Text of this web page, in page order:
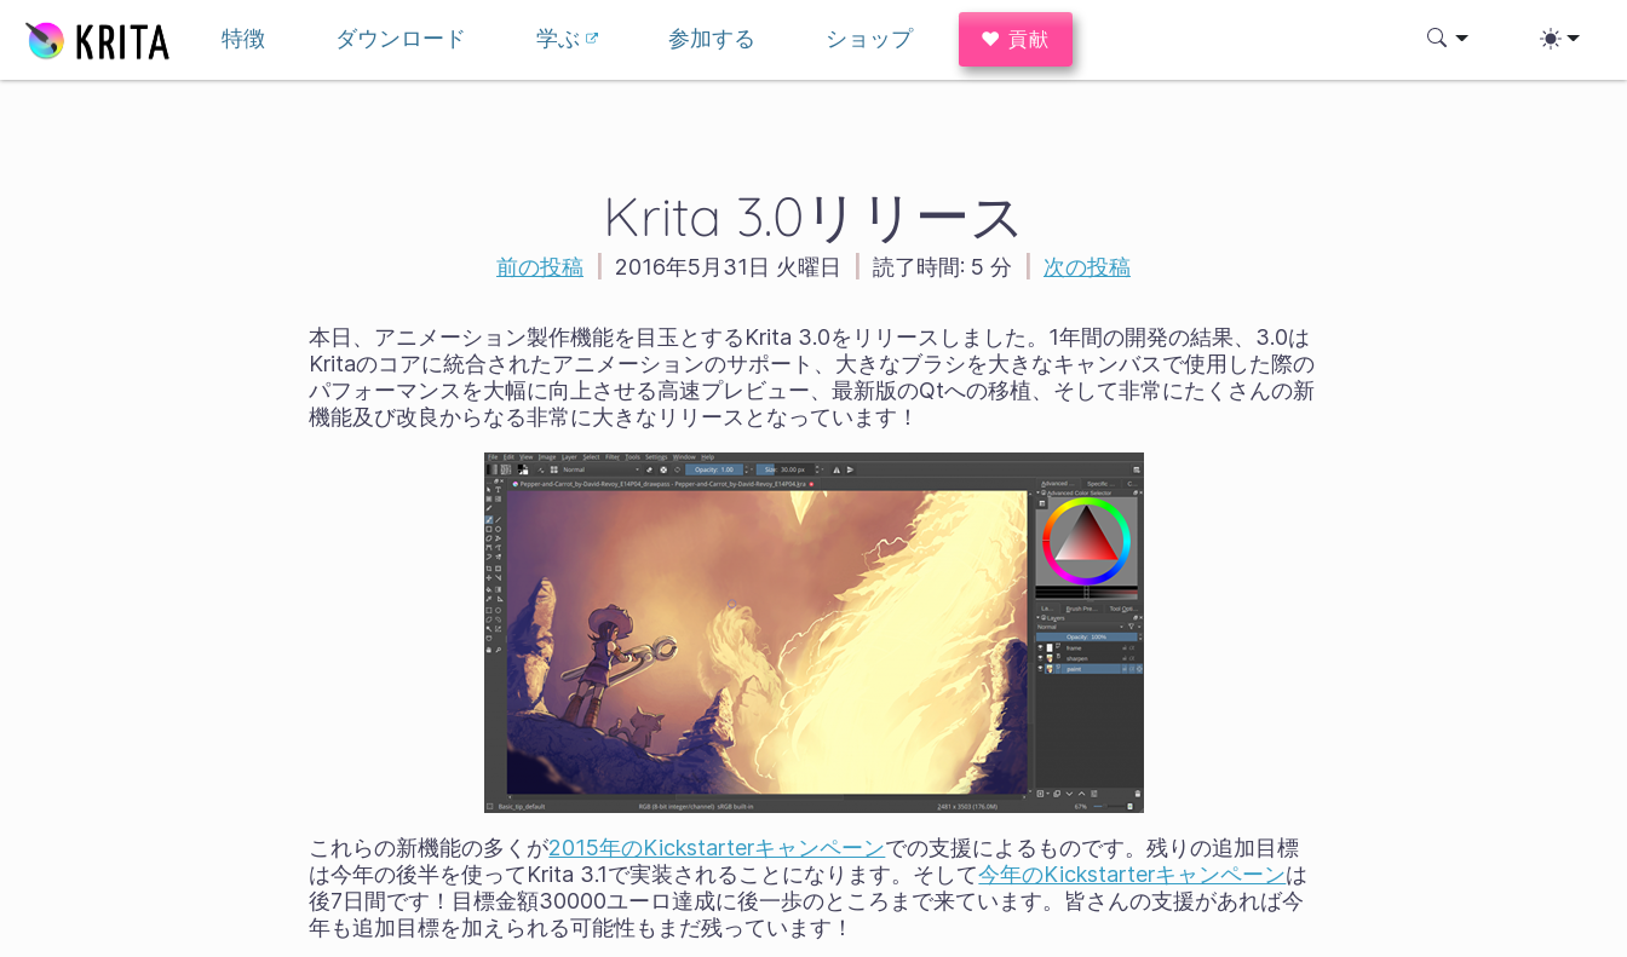
特徴
ダウンロード 学ぶ 参加する ショップ ♥ 貢献
Krita 3.0リリース
前の投稿 2016年5月31日 火曜日 読了時間: 5 分 次の投稿
本日、アニメーション製作機能を目玉とするKrita 3.0をリリースしました。1年間の開発の結果、3.0は
Kritaのコアに統合されたアニメーションのサポート、大きなブラシを大きなキャンバスで使用した際の
パフォーマンスを大幅に向上させる高速プレビュー、最新版のQtへの移植、そして非常にたくさんの新
機能及び改良からなる非常に大きなリリースとなっています！
これらの新機能の多くが2015年のKickstarterキャンペーンでの支援によるものです。残りの追加目標
は今年の後半を使ってKrita 3.1で実装されることになります。そして今年のKickstarterキャンペーンは
後7日間です！目標金額30000ユーロ達成に後一歩のところまで来ています。皆さんの支援があれば今
年も追加目標を加えられる可能性もまだ残っています！